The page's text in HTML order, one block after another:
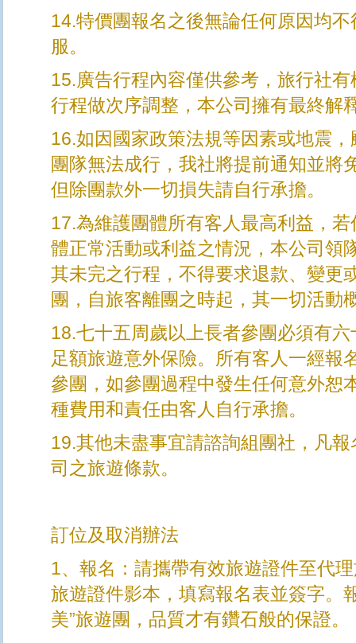
14.特價團報名之後無論任何原因均
服。
15.廣告行程內容僅供參考，旅行社
行程做次序調整，本公司擁有最終解
16.如因國家政策法規等因素或地震
團隊無法成行，我社將提前通知並將
但除團款外一切損失請自行承擔。
17.為維護團體所有客人最高利益，
體正常活動或利益之情況，本公司領
其未完之行程，不得要求退款、變更
團，自旅客離團之時起，其一切活動
18.七十五周歲以上長者參團必須有
足額旅遊意外保險。所有客人一經報
參團，如參團過程中發生任何意外恕
種費用和責任由客人自行承擔。
19.其他未盡事宜請諮詢組團社，凡
司之旅遊條款。
訂位及取消辦法
1、報名：請攜帶有效旅遊證件至代
旅遊證件影本，填寫報名表並簽字。
美”旅遊團，品質才有鑽石般的保證。